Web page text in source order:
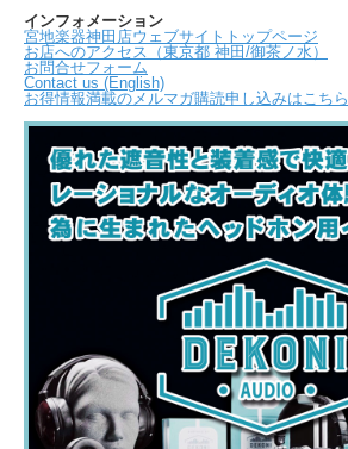
インフォメーション
宮地楽器神田店ウェブサイトトップページ
お店へのアクセス（東京都 神田/御茶ノ水）
お問合せフォーム
Contact us (English)
お得情報満載のメルマガ購読申し込みはこちら